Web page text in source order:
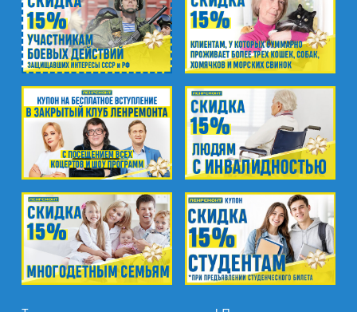
Промзона Мягловская, Всеволожский
муниципальный район, Ленинградская
область, ​Круговая улица, д. 47
м. Электросила
ул. Решетникова, д.3